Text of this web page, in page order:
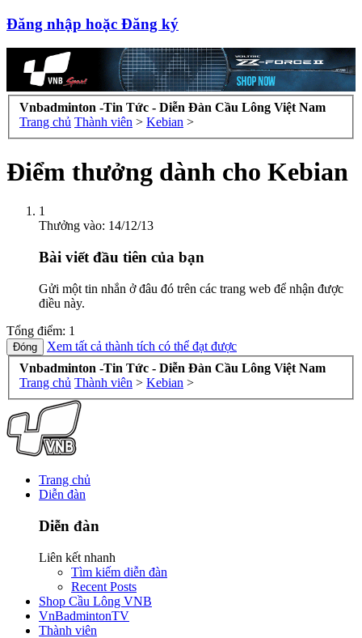
Đăng nhập hoặc Đăng ký
Vnbadminton -Tin Tức - Diễn Đàn Cầu Lông Việt Nam
Trang chủ Thành viên > Kebian >
Điểm thưởng dành cho Kebian
1
Thưởng vào: 14/12/13
Bài viết đầu tiên của bạn
Gửi một tin nhắn ở đâu đó trên các trang web để nhận được
điều này.
Tổng điểm: 1
Xem tất cả thành tích có thể đạt được
Vnbadminton -Tin Tức - Diễn Đàn Cầu Lông Việt Nam
Trang chủ Thành viên > Kebian >
Trang chủ
Diễn đàn
Diễn đàn
Liên kết nhanh
Tìm kiếm diễn đàn
Recent Posts
Shop Cầu Lông VNB
VnBadmintonTV
Thành viên